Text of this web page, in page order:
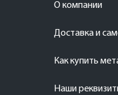
О компании
Доставка и
Как купить
Наши